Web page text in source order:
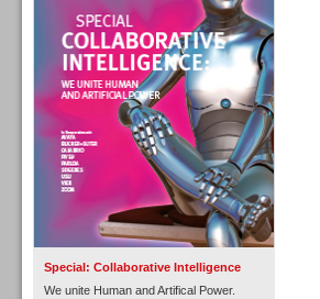
Special: Collaborative Intelligence
We unite Human and Artifical Power.
Personal
Inbound